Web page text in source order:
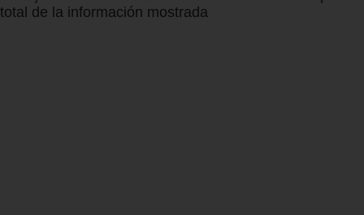
total de la información mostrada